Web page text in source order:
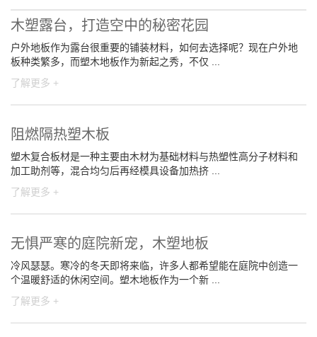
木塑露台，打造空中的秘密花园
户外地板作为露台很重要的铺装材料，如何去选择呢？现在户外地
板种类繁多，而塑木地板作为新起之秀，不仅 ...
了解更多 +
阻燃隔热塑木板
塑木复合板材是一种主要由木材为基础材料与热塑性高分子材料和
加工助剂等，混合均匀后再经模具设备加热挤 ...
了解更多 +
无惧严寒的庭院新宠，木塑地板
冷风瑟瑟。寒冷的冬天即将来临，许多人都希望能在庭院中创造一
个温暖舒适的休闲空间。塑木地板作为一个新 ...
了解更多 +